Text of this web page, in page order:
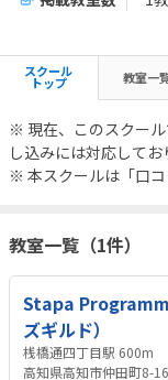
スクール
トップ 教室一
※ 現在、このスクー
し込みには対応してお
※ 本スクールは「口コ
教室一覧（1件）
Stapa
ズギルド）
桟橋通四丁目駅 600m
高知県高知市仲田町8-